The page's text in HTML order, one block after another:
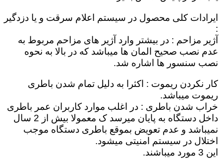
ایرادات کلی محصول در سیستم اعلام سرقت و یا دزدگیر
:
آژیر مزاحم : در بیشتر وارد آژیر های مزاحم مربوط به
عدم نصب صحیح المان ها میباشد که در بالا به نحوه
نصب سنسور ها اشاره شد.
کار نکردن ریموت : اکثرا به دلیل تمام شدن باطری
ریموت میباشد.
خراب شدن باطری : در اغلب موارد کاربران عمر باطری
داخل دستگاه به پایان میرسد ک معمولا بیش از 2 سال
نمیباشد و عدم تعویض بموقع باطری دستگاه موجب
اختلال در سیستم امنیتی میشود.
این 3 مورد میباشند.